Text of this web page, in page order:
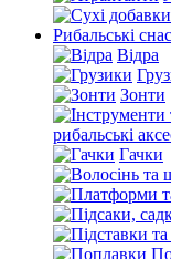
Рибальські
Відра
Зонти
рибальські
Гачки